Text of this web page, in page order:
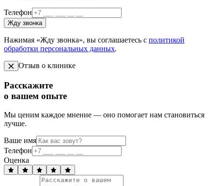
Телефон
Жду звонка
Нажимая «Жду звонка», вы соглашаетесь с политикой
обработки персональных данных.
Отзыв о клинике
Расскажите
о вашем опыте
Мы ценим каждое мнение — оно помогает нам становиться
лучше.
Ваше имя
Телефон
Оценка